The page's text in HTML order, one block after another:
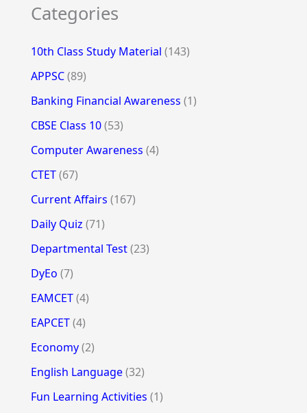
Categories
10th Class Study Material (143)
APPSC(89)
Banking Financial Awareness (1)
CBSE Class 10(53)
Computer Awareness (4)
CTET(67)
Current Affairs (167)
Daily Quiz (71)
Departmental Test(23)
DyEo (7)
EAMCET(4)
EAPCET(4)
Economy(2)
English Language(32)
Fun Learning Activities (1)